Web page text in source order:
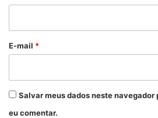
*
E-mail *
Salvar meus dados neste navegador
eu comentar.